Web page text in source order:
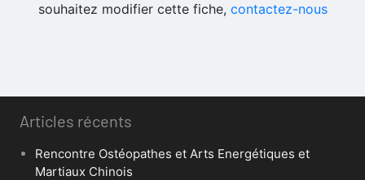
souhaitez modifier cette fiche, contactez-nous
Articles récents
Rencontre Ostéopathes et Arts Energétiques et
Martiaux Chinois